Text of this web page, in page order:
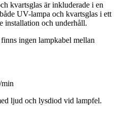
kvartsglas är inkluderade i en
UV-lampa och kvartsglas i ett
installation och underhåll.
ingen lampkabel mellan
ljud och lysdiod vid lampfel.